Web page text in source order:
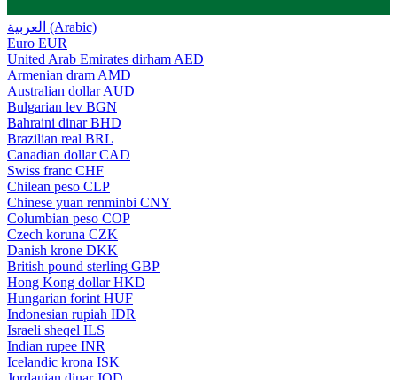
العربية (Arabic)
Euro EUR
United Arab Emirates dirham AED
Armenian dram AMD
Australian dollar AUD
Bulgarian lev BGN
Bahraini dinar BHD
Brazilian real BRL
Canadian dollar CAD
Swiss franc CHF
Chilean peso CLP
Chinese yuan renminbi CNY
Columbian peso COP
Czech koruna CZK
Danish krone DKK
British pound sterling GBP
Hong Kong dollar HKD
Hungarian forint HUF
Indonesian rupiah IDR
Israeli sheqel ILS
Indian rupee INR
Icelandic krona ISK